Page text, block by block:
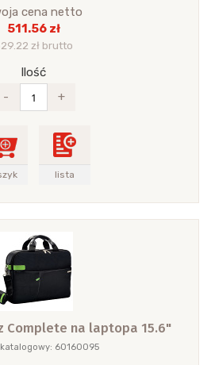
cena netto
511.56 zł
zł brutto
Ilość
-
+
lista
Complete na laptopa 15.6"
60160095